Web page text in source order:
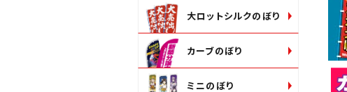
大ロットシルクのぼり
カーブのぼり
ミニのぼり